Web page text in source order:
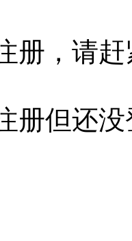
册，请赶
册但还没